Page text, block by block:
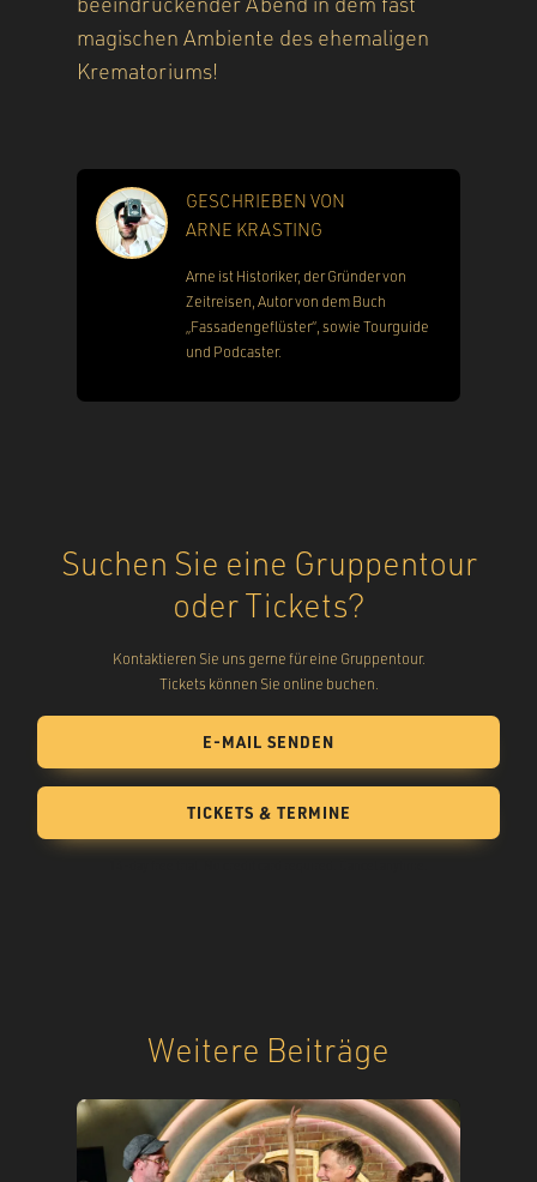
magischen Ambiente des ehemaligen
Krematoriums!
GESCHRIEBEN VON
ARNE KRASTING
Arne ist Historiker, der Gründer von
Zeitreisen, Autor von dem Buch
„Fassadengeflüster“, sowie Tourguide
und Podcaster.
Suchen Sie eine Gruppentour
oder Tickets?
Kontaktieren Sie uns gerne für eine Gruppentour.
Tickets können Sie online buchen.
E-MAIL SENDEN
TICKETS & TERMINE
Weitere Beiträge